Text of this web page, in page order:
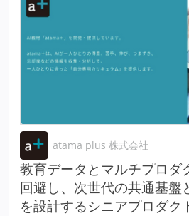
atama plus 株式会社
教育データとマルチプロダ
回避し、次世代の共通基盤
を設計するシニアプロダク